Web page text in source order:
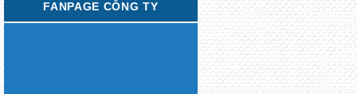
FANPAGE CÔNG TY